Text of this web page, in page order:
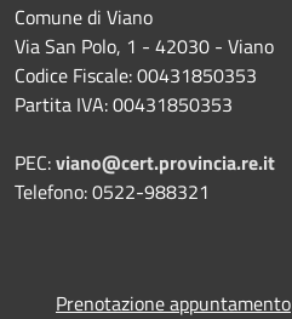
Comune di Viano
Via San Polo, 1 - 42030 - Viano
Codice Fiscale: 00431850353
Partita IVA: 00431850353
PEC:viano@cert.provincia.re.it
Telefono: 0522-988321
Prenotazione appuntamento